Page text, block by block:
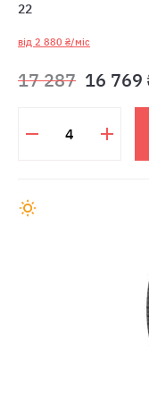
22
від 2 880 ₴/міс
17 287 16 769